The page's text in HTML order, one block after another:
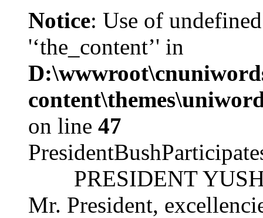
Notice: Use of
'‘the_content’' in
on line 47
PRESIDENT
Mr. President,